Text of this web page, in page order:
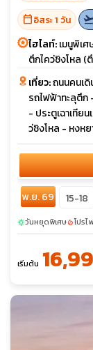
calendar_todayอิสระ 1 วัน flight_takeoff
ไฮไลท์:เมนูพิเ
ตึกไคว่ชิงโหล (
เที่ยว:ถนนคนเ
รถไฟฟ้าทะลุตึก
- ประตูเฉาเทีย
ว่ชิงโหล - หงห
พ.ย. 69 15-18
sunnyวันหยุดพิเศษlocal_fire_departmentโปรไ
เริ่มต้น